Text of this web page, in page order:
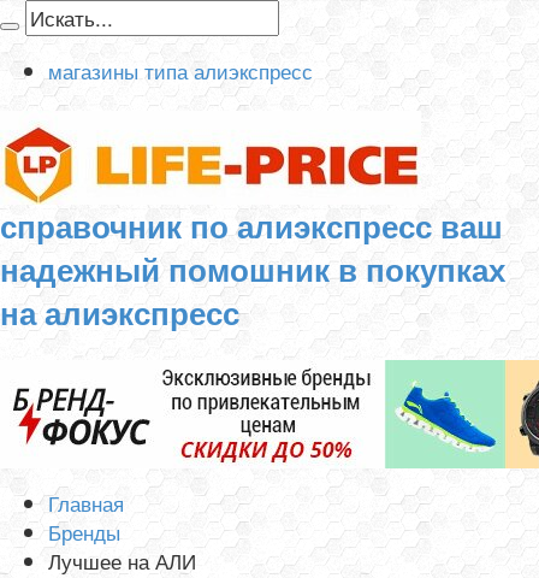
магазины типа алиэкспресс
справочник по алиэкспресс ваш
надежный помошник в покупках
на алиэкспресс
Главная
Бренды
Лучшее на АЛИ